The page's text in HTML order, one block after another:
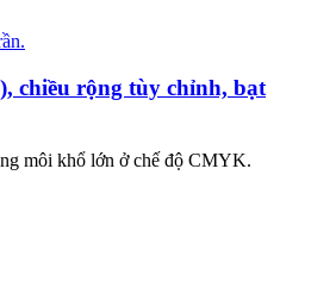
chiều rộng tùy chỉnh, bạt
môi khổ lớn ở chế độ CMYK.